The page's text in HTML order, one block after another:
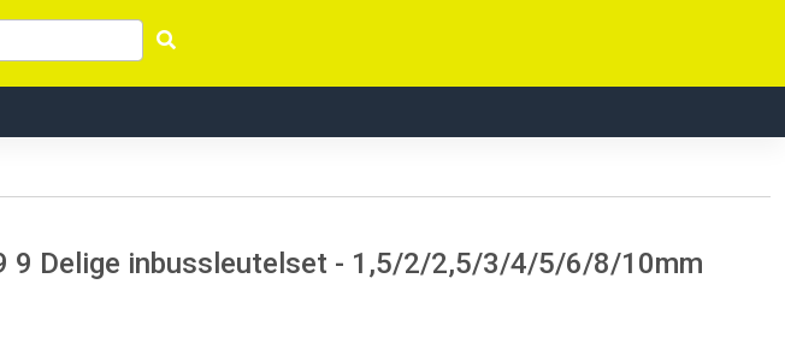
9 Delige inbussleutelset - 1,5/2/2,5/3/4/5/6/8/10mm